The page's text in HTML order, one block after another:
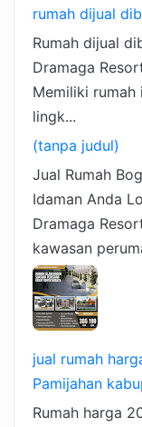
rumah dijual
Rumah dijual
Dramaga
Memiliki rumah
lingk...
(tanpa judul)
Jual Rumah
Idaman Anda
Dramaga
kawasan
jual rumah
Pamijahan
Rumah harga